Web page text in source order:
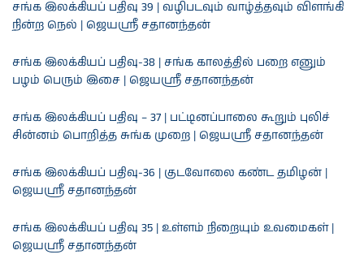
சங்க இலக்கியப் பதிவு 39 | வழிபடவும் வாழ்த்தவும் விளங்கி
நின்ற நெல் | ஜெயஸ்ரீ சதானந்தன்
சங்க இலக்கியப் பதிவு-38 | சங்க காலத்தில் பறை எனும்
பழம் பெரும் இசை | ஜெயஸ்ரீ சதானந்தன்
சங்க இலக்கியப் பதிவு – 37 | பட்டினப்பாலை கூறும் புலிச்
சின்னம் பொறித்த சுங்க முறை | ஜெயஸ்ரீ சதானந்தன்
சங்க இலக்கியப் பதிவு-36 | குடவோலை கண்ட தமிழன் |
ஜெயஶ்ரீ சதானந்தன்
சங்க இலக்கியப் பதிவு 35 | உள்ளம் நிறையும் உவமைகள் |
ஜெயஸ்ரீ சதானந்தன்